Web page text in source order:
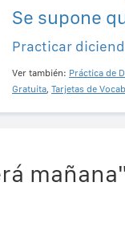
Se supone
Practicar
Ver también: Práctica de
Gratuita, Tarjetas de